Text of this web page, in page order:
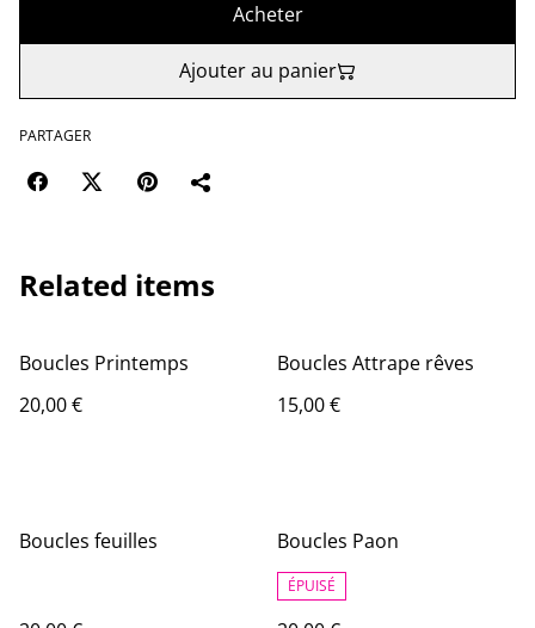
Acheter
Ajouter au panier
PARTAGER
Related items
Boucles Printemps
20,00 €
Boucles Attrape rêves
15,00 €
Boucles feuilles Boucles Paon
ÉPUISÉ